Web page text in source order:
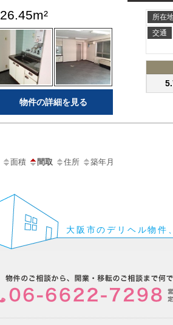
26.45m²
物件の詳細を見る
所在
交通
面積 間取 住所 築年月
大阪市のデリヘル物件